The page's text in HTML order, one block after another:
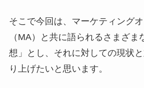
そこで今回は、マーケティング
（MA）と共に語られるさまざま
想」とし、それに対しての現状
り上げたいと思います。